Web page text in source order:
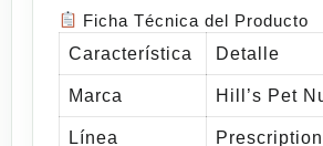
Ficha Técnica del Producto
Característica
Detalle
Marca Hill’s Pet
Línea